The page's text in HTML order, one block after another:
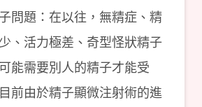
問題：在以往，無精症、精
、活力極差、奇型怪狀精子
能需要別人的精子才能受
前由於精子顯微注射術的進